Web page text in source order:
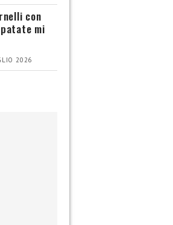
con
mi
2026